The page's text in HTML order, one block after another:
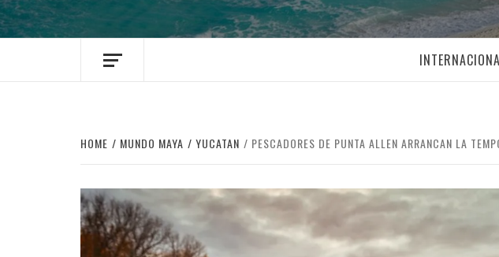
HOME MUNDO MAYA YUCATAN PESCADORES DE PUNTA ALLEN ARRANCAN LA